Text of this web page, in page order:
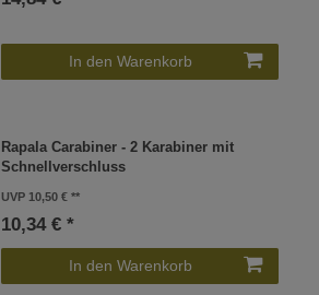
In den Warenkorb
Rapala Carabiner - 2 Karabiner mit
Schnellverschluss
UVP 10,50 €
10,34 € *
In den Warenkorb